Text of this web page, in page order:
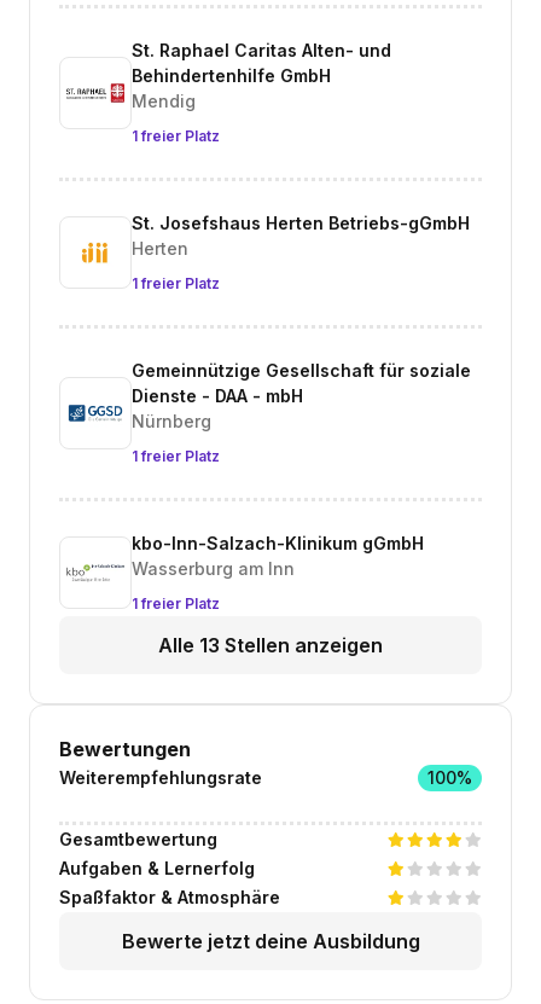
St. Raphael Caritas Alten- und
Behindertenhilfe GmbH
Mendig
1 freier Platz
St. Josefshaus Herten Betriebs-gGmbH
Herten
1 freier Platz
Gemeinnützige Gesellschaft für soziale
Dienste - DAA - mbH
Nürnberg
1 freier Platz
kbo-Inn-Salzach-Klinikum gGmbH
Wasserburg am Inn
1 freier Platz
Alle 13 Stellen anzeigen
Bewertungen
Weiterempfehlungsrate 100%
Gesamtbewertung
Aufgaben & Lernerfolg
Spaßfaktor & Atmosphäre
Bewerte jetzt deine Ausbildung